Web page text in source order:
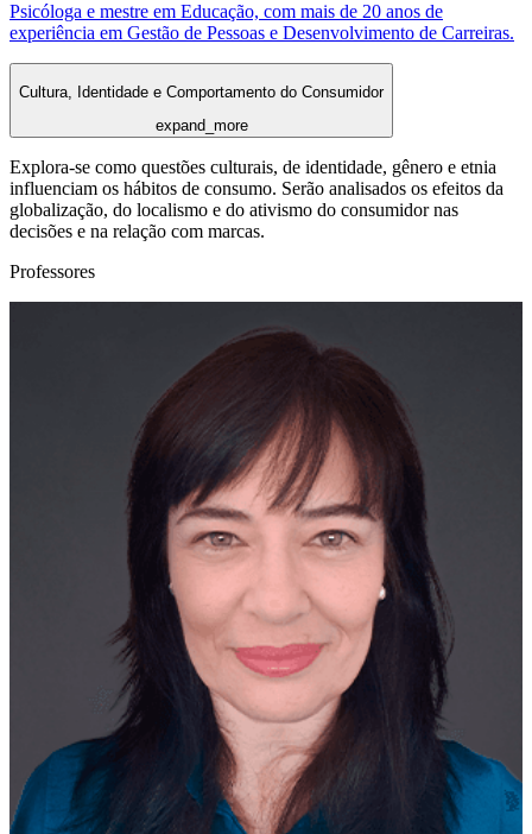
Psicóloga e mestre em Educação, com mais de 20 anos de
experiência em Gestão de Pessoas e Desenvolvimento de Carreiras.
Cultura, Identidade e Comportamento do Consumidor
expand_more
Explora-se como questões culturais, de identidade, gênero e etnia
influenciam os hábitos de consumo. Serão analisados os efeitos da
globalização, do localismo e do ativismo do consumidor nas
decisões e na relação com marcas.
Professores